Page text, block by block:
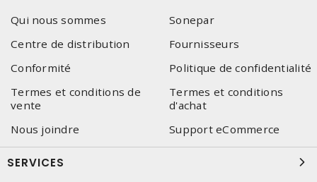
Qui nous sommes
Sonepar
Centre de distribution
Fournisseurs
Conformité
Politique de confidentialité
Termes et conditions de
vente
Termes et conditions
d'achat
Nous joindre
Support eCommerce
SERVICES